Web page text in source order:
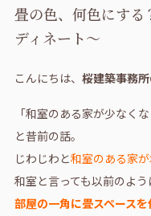
畳の色、何色にす
ディネート～
こんにちは、 桜建築事務所
「和室のある家が少なく
と昔前の話。
じわじわと和室のある家
和室と言っても以前のよ
部屋の一角に畳スペースを